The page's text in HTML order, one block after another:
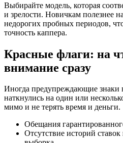
Выбирайте модель, которая
и зрелости. Новичкам полезнее
недорогих пробных периодов,
точность каппера.
Красные флаги: на
внимание сразу
Иногда предупреждающие знаки
наткнулись на один или
мимо и не терять время и деньги.
Обещания
Отсутствие историй